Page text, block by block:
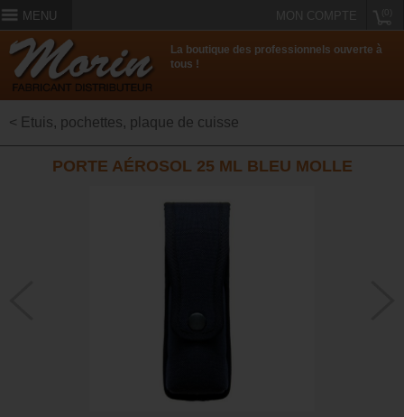
MENU MON COMPTE
La boutique des professionnels ouverte à
tous !
< Etuis, pochettes, plaque de cuisse
PORTE AÉROSOL 25 ML BLEU MOLLE